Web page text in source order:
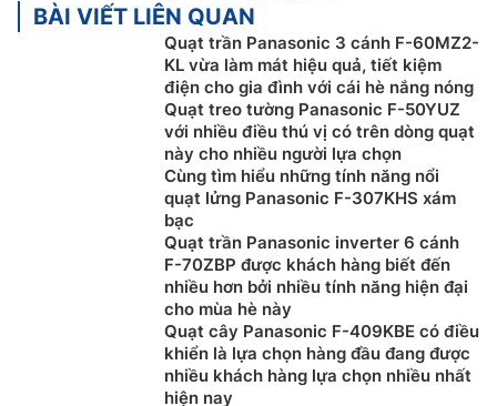
nhanh chóng đều được đáp ứng với 9 mức gió điều
chỉnh. Lưu lượng gió lên đến 285 m³/phút cho phép
quạt lan tỏa không khí mát đến từng góc phòng lý
tưởng cho cả phòng khách rộng rãi lẫn không gian
nghỉ ngơi riêng tư.
An toàn tuyệt đối với 3 cơ chế bảo vệ
Panasonic 5 cánh F-60GDS-BS không chỉ
hướng đến hiệu suất mà còn đặt yếu tố an toàn lên
hàng đầu. Ba cấp độ bảo vệ bao gồm khóa cánh
chống rơi, dây an toàn gắn trần và công tắc ngắt tự
động khi có sự cố sẽ giúp người dùng hoàn toàn yên
tâm trong suốt quá trình sử dụng, đặc biệt trong nhà
có trẻ em hoặc người lớn tuổi.
BÀI VIẾT LIÊN QUAN
Quạt trần Panasonic 3 cánh F-60MZ2-
KL vừa làm mát hiệu quả, tiết kiệm
điện cho gia đình với cái hè nắng nóng
Quạt treo tường Panasonic F-50YUZ
với nhiều điều thú vị có trên dòng quạt
này cho nhiều người lựa chọn
Cùng tìm hiểu những tính năng nổi
quạt lửng Panasonic F-307KHS xám
bạc
Quạt trần Panasonic inverter 6 cánh
F-70ZBP được khách hàng biết đến
nhiều hơn bởi nhiều tính năng hiện đại
cho mùa hè này
Quạt cây Panasonic F-409KBE có điều
khiển là lựa chọn hàng đầu đang được
nhiều khách hàng lựa chọn nhiều nhất
hiện nay